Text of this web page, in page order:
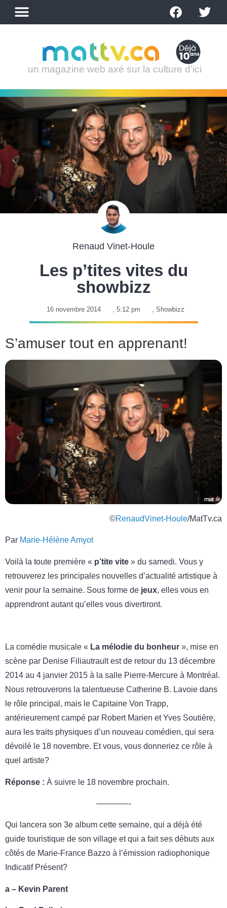
un magazine web axé sur la culture d’ici
Renaud Vinet-Houle
Les p’tites vites du
showbizz
16 novembre 2014 , 5:12 pm , Showbizz
S’amuser tout en apprenant!
©RenaudVinet-Houle/MatTv.ca
Par Marie-Hélène Amyot
Voilà la toute première « p’tite vite » du samedi. Vous y
retrouverez les principales nouvelles d’actualité artistique à
venir pour la semaine. Sous forme de jeux, elles vous en
apprendront autant qu’elles vous divertiront.
La comédie musicale « La mélodie du bonheur », mise en
scène par Denise Filiautrault est de retour du 13 décembre
2014 au 4 janvier 2015 à la salle Pierre-Mercure à Montréal.
Nous retrouverons la talentueuse Catherine B. Lavoie dans
le rôle principal, mais le Capitaine Von Trapp,
antérieurement campé par Robert Marien et Yves Soutière,
aura les traits physiques d’un nouveau comédien, qui sera
dévoilé le 18 novembre. Et vous, vous donneriez ce rôle à
quel artiste?
Réponse : À suivre le 18 novembre prochain.
————-
Qui lancera son 3e album cette semaine, qui a déjà été
guide touristique de son village et qui a fait ses débuts aux
côtés de Marie-France Bazzo à l’émission radiophonique
Indicatif Présent?
a – Kevin Parent